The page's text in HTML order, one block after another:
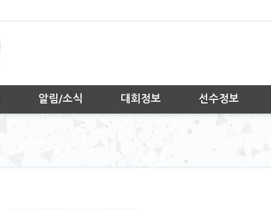
알림/소식 대회정보 선수정보